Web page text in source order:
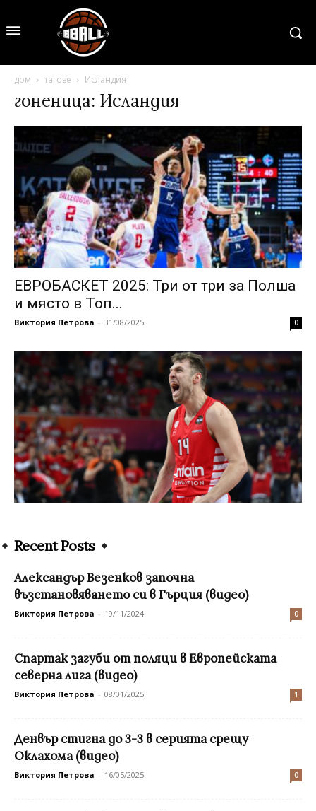
дом тагове Исландия
гоненица: Исландия
ЕВРОБАСКЕТ 2025: Три от три за Полша
и място в Топ...
Виктория Петрова - 31/08/2025 0
Recent Posts
Александър Везенков започна
възстановяването си в Гърция (видео)
Виктория Петрова - 19/11/2024 0
Спартак загуби от поляци в Европейската
северна лига (видео)
Виктория Петрова - 08/01/2025 1
Денвър стигна до 3-3 в серията срещу
Оклахома (видео)
Виктория Петрова - 16/05/2025 0